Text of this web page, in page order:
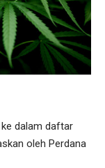
dalam daftar
oleh Perdana